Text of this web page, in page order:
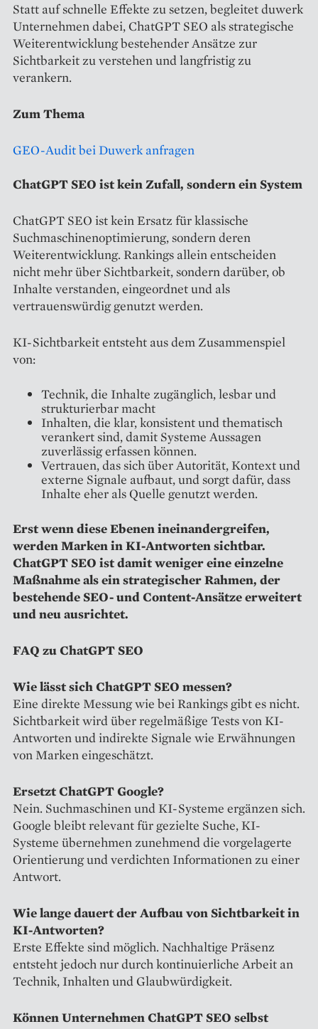
Statt auf schnelle Effekte zu setzen, begleitet duwerk
Unternehmen dabei, ChatGPT SEO als strategische
Weiterentwicklung bestehender Ansätze zur
Sichtbarkeit zu verstehen und langfristig zu
verankern.
Zum Thema
GEO-Audit bei Duwerk anfragen
ChatGPT SEO ist kein Zufall, sondern ein System
ChatGPT SEO ist kein Ersatz für klassische
Suchmaschinenoptimierung, sondern deren
Weiterentwicklung. Rankings allein entscheiden
nicht mehr über Sichtbarkeit, sondern darüber, ob
Inhalte verstanden, eingeordnet und als
vertrauenswürdig genutzt werden.
KI-Sichtbarkeit entsteht aus dem Zusammenspiel
von:
Technik, die Inhalte zugänglich, lesbar und
strukturierbar macht
Inhalten, die klar, konsistent und thematisch
verankert sind, damit Systeme Aussagen
zuverlässig erfassen können.
Vertrauen, das sich über Autorität, Kontext und
externe Signale aufbaut, und sorgt dafür, dass
Inhalte eher als Quelle genutzt werden.
Erst wenn diese Ebenen ineinandergreifen,
werden Marken in KI-Antworten sichtbar.
ChatGPT SEO ist damit weniger eine einzelne
Maßnahme als ein strategischer Rahmen, der
bestehende SEO- und Content-Ansätze erweitert
und neu ausrichtet.
FAQ zu ChatGPT SEO
Wie lässt sich ChatGPT SEO messen?
Eine direkte Messung wie bei Rankings gibt es nicht.
Sichtbarkeit wird über regelmäßige Tests von KI-
Antworten und indirekte Signale wie Erwähnungen
von Marken eingeschätzt.
Ersetzt ChatGPT Google?
Nein. Suchmaschinen und KI-Systeme ergänzen sich.
Google bleibt relevant für gezielte Suche, KI-
Systeme übernehmen zunehmend die vorgelagerte
Orientierung und verdichten Informationen zu einer
Antwort.
Wie lange dauert der Aufbau von Sichtbarkeit in
KI-Antworten?
Erste Effekte sind möglich. Nachhaltige Präsenz
entsteht jedoch nur durch kontinuierliche Arbeit an
Technik, Inhalten und Glaubwürdigkeit.
Können Unternehmen ChatGPT SEO selbst